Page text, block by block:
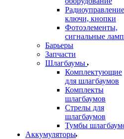
ключи, кнопки
Фотоэлементы,
сигнальные
Барьеры
Запчасти
Шлагбаумы
Комплектующие
для шлагбаумов
Комплекты
шлагбаумов
Стрелы для
шлагбаумов
Тумбы
Аккумуляторы